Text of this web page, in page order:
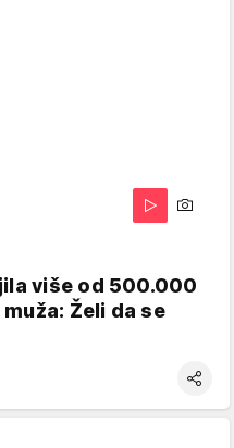
više od 500.000
Želi da se